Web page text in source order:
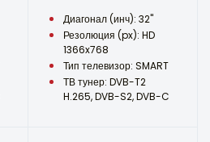
Диагонал (инч): 32"
Резолюция (px): HD
1366x768
Тип телевизор: SMART
ТВ тунер: DVB-T2
H.265, DVB-S2, DVB-C